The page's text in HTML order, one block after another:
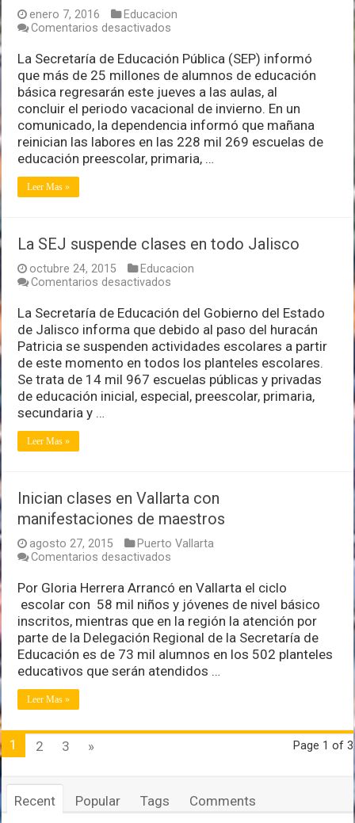
enero 7, 2016
Educacion
Comentarios desactivados
de
25
millones
de
alumnos
regresarán
clases
La Secretaría de Educación Pública (SEP) informó
que más de 25 millones de alumnos de educación
básica regresarán este jueves a las aulas, al
concluir el periodo vacacional de invierno. En un
comunicado, la dependencia informó que mañana
reinician las labores en las 228 mil 269 escuelas de
educación preescolar, primaria, …
Leer Mas »
La SEJ suspende clases en todo Jalisco
octubre 24, 2015
Educacion
Comentarios desactivados
SEJ
suspende
clases
en
todo
Jalisco
La Secretaría de Educación del Gobierno del Estado
de Jalisco informa que debido al paso del huracán
Patricia se suspenden actividades escolares a partir
de este momento en todos los planteles escolares.
Se trata de 14 mil 967 escuelas públicas y privadas
de educación inicial, especial, preescolar, primaria,
secundaria y …
Leer Mas »
Inician clases en Vallarta con
manifestaciones de maestros
agosto 27, 2015
Puerto Vallarta
Comentarios desactivados
clases
en
Vallarta
con
manifestaciones
de
maestros
Por Gloria Herrera Arrancó en Vallarta el ciclo
escolar con 58 mil niños y jóvenes de nivel básico
inscritos, mientras que en la región la atención por
parte de la Delegación Regional de la Secretaría de
Educación es de 73 mil alumnos en los 502 planteles
educativos que serán atendidos …
Leer Mas »
Page 1 of 3
1 2 3 »
Recent Popular Tags Comments